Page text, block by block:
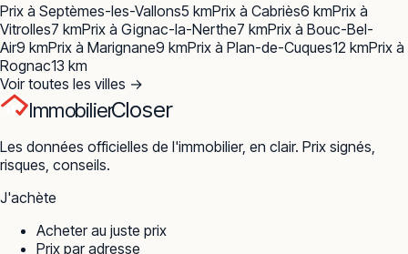
Prix à Septèmes-les-Vallons5 kmPrix à Cabriès6 kmPrix à
Vitrolles7 kmPrix à Gignac-la-Nerthe7 kmPrix à Bouc-Bel-
Air9 kmPrix à Marignane9 kmPrix à Plan-de-Cuques12 kmPrix à
Rognac13 km
Voir toutes les villes →
ImmobilierCloser
Les données officielles de l'immobilier, en clair. Prix signés,
risques, conseils.
J'achète
Acheter au juste prix
Prix par adresse